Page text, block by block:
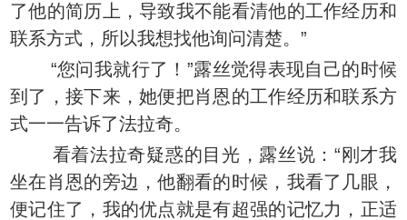
了他的简历上，导致我不能看清他的工作经历和
联系方式，所以我想找他询问清楚。”
“您问我就行了！”露丝觉得表现自己的时候
到了，接下来，她便把肖恩的工作经历和联系方
式一一告诉了法拉奇。
看着法拉奇疑惑的目光，露丝说：“刚才我
坐在肖恩的旁边，他翻看的时候，我看了几眼，
便记住了，我的优点就是有超强的记忆力，正适